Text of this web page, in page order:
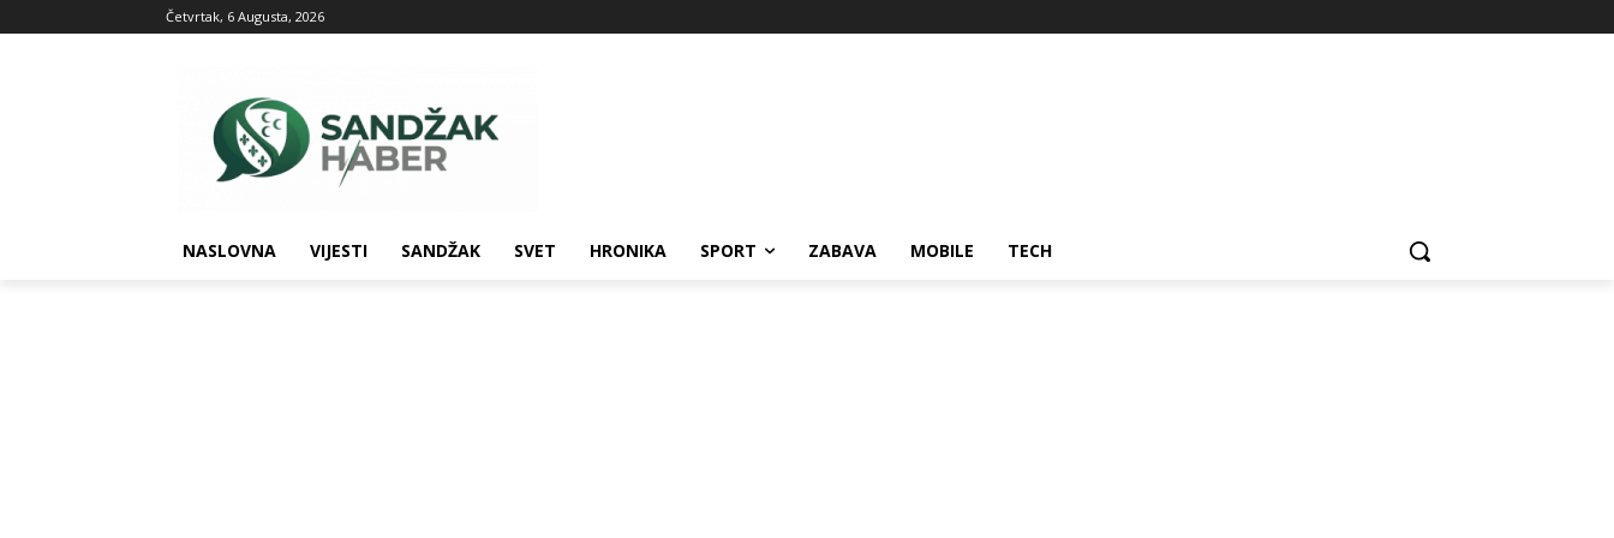
Četvrtak, 6 Augusta, 2026
NASLOVNA VIJESTI SANDŽAK SVET HRONIKA SPORT ZABAVA MOBILE TECH